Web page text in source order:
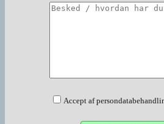
Accept af